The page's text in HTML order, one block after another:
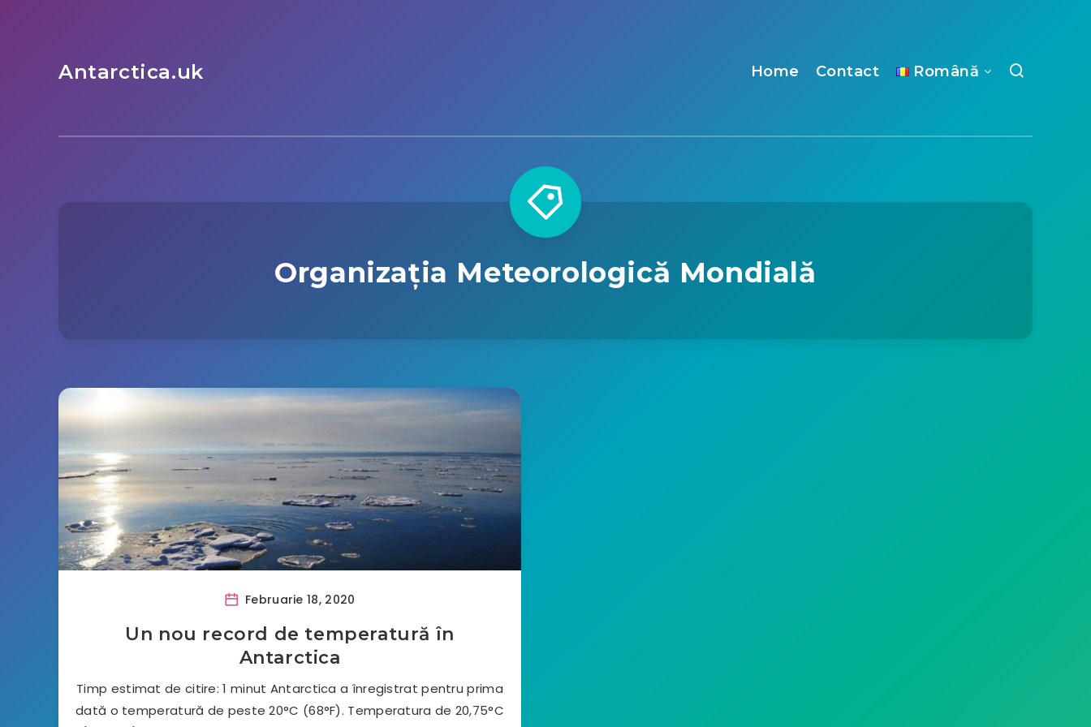
Antarctica.uk Home Contact Română
Organizația Meteorologică Mondială
Februarie 18, 2020
Un nou record de temperatură în
Antarctica
Timp estimat de citire: 1 minut Antarctica a înregistrat pentru prima
dată o temperatură de peste 20°C (68°F). Temperatura de 20,75°C